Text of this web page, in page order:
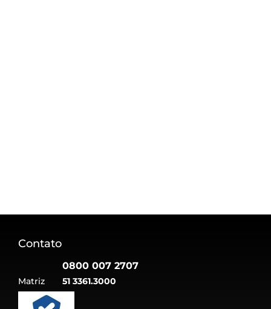
Contato
0800 007 2707
Matriz 51 3361.3000